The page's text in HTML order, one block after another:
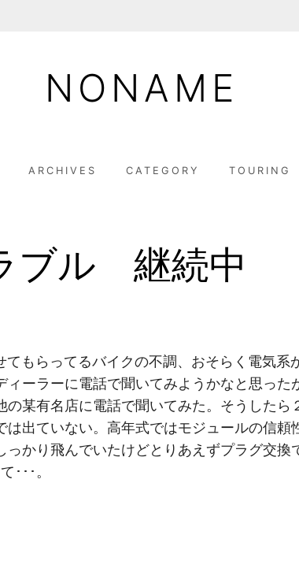
NONAME
ARCHIVES CATEGORY TOURING
ブル 継続中
てもらってるバイクの不調、おそらく電気系
ィーラーに電話で聞いてみようかなと思った
の某有名店に電話で聞いてみた。そうしたら
は出ていない。高年式ではモジュールの信頼
っかり飛んでいたけどとりあえずプラグ交換
･･･。